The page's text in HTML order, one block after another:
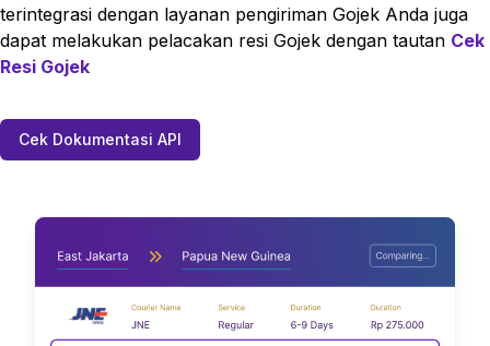
terintegrasi dengan layanan pengiriman Gojek Anda juga
dapat melakukan pelacakan resi Gojek dengan tautan Cek
Resi Gojek
Cek Dokumentasi API